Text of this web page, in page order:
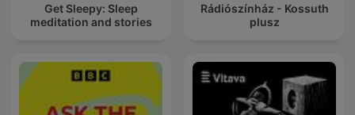
Get Sleepy: Sleep
meditation and stories
Rádiószínház - Kossuth
plusz